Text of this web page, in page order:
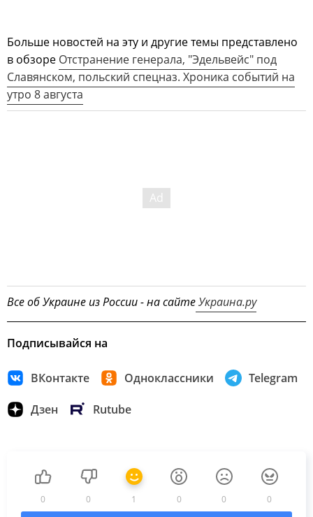
Больше новостей на эту и другие темы представлено
в обзоре Отстранение генерала, "Эдельвейс" под
Славянском, польский спецназ. Хроника событий на
утро 8 августа
Все об Украине из России - на сайтеУкраина.ру
Подписывайся на
ВКонтакте Одноклассники Telegram
Дзен Rutube
0 0 1 0 0 0